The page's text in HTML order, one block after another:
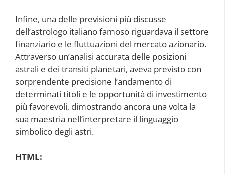
Infine, una delle previsioni più discusse
dell’astrologo italiano famoso riguardava il settore
finanziario e le fluttuazioni del mercato azionario.
Attraverso un’analisi accurata delle posizioni
astrali e dei transiti planetari, aveva previsto con
sorprendente precisione l’andamento di
determinati titoli e le opportunità di investimento
più favorevoli, dimostrando ancora una volta la
sua maestria nell’interpretare il linguaggio
simbolico degli astri.
HTML: